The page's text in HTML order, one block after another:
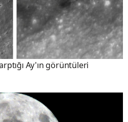
Ay'ın görüntüleri